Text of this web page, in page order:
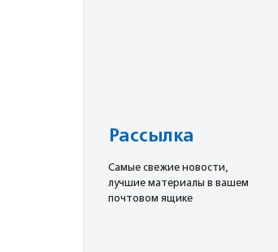
Рассылка
Cамые свежие новости,
лучшие материалы в вашем
почтовом ящике